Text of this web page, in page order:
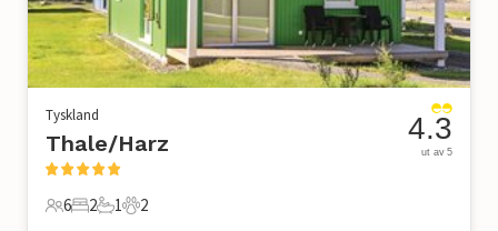
Tyskland
Thale/Harz
6 Gjester
6
2 Soverom
2
1 Bad
1
2 Kjæledyr
2
4.3
ut av 5